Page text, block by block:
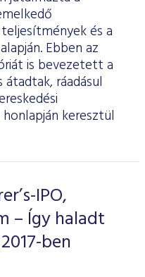
és a
Ebben az
is bevezetett a
ráadásul
keresztül
IPO,
– Így haladt
ben